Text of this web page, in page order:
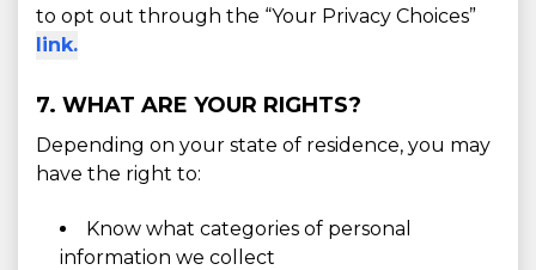
to opt out through the “Your Privacy Choices”
link.
7. WHAT ARE YOUR RIGHTS?
Depending on your state of residence, you may
have the right to:
Know what categories of personal
information we collect